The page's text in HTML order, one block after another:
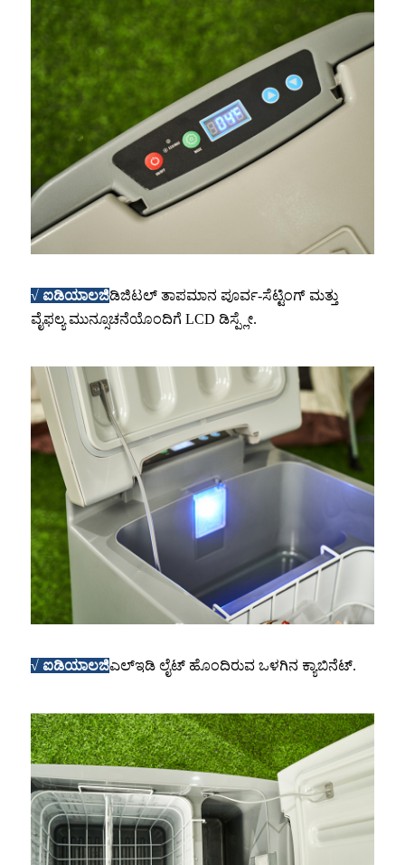
√ ಐಡಿಯಾಲಜಿಡಿಜಿಟಲ್ ತಾಪಮಾನ ಪೂರ್ವ-ಸೆಟ್ಟಿಂಗ್ ಮತ್ತು
ವೈಫಲ್ಯ ಮುನ್ಸೂಚನೆಯೊಂದಿಗೆ LCD ಡಿಸ್ಪ್ಲೇ.
√ ಐಡಿಯಾಲಜಿಎಲ್ಇಡಿ ಲೈಟ್ ಹೊಂದಿರುವ ಒಳಗಿನ ಕ್ಯಾಬಿನೆಟ್.